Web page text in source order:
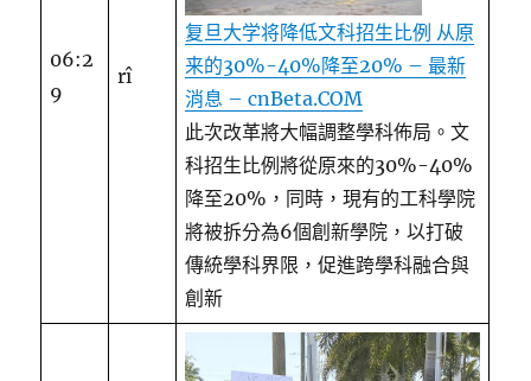
06:2
9
rî
复旦大学将降低文科招生比例 从原
来的30%-40%降至20% – 最新
消息 – cnBeta.COM
此次改革將大幅調整學科佈局。文
科招生比例將從原來的30%-40%
降至20%，同時，現有的工科學院
將被拆分為6個創新學院，以打破
傳統學科界限，促進跨學科融合與
創新